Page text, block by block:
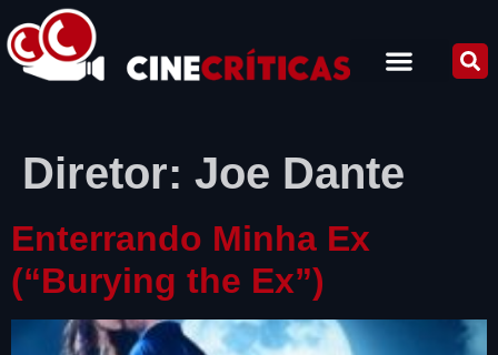
Diretor: Joe Dante
Enterrando Minha Ex
(“Burying the Ex”)